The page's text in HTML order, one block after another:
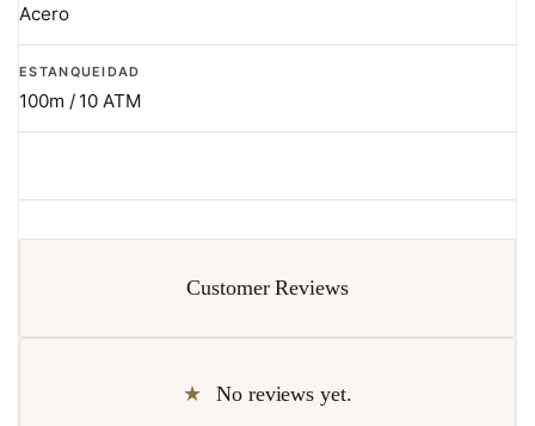
Acero
ESTANQUEIDAD
100m / 10 ATM
Customer Reviews
No reviews yet.